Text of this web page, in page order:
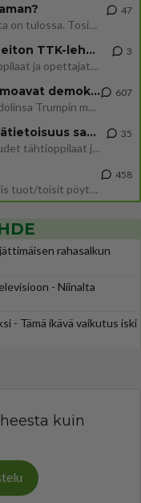
Uusi draamasarja järkyttävästä tapauksesta on tulossa. Tositapahtumiin perustuva sarja ammentaa vuoden 1986 Mikkelin pan
47
Ernest Lawson täräytti erikoisen heiton TTK-lehdistötilaisuudessa: " Onko tässä tarkoituksena...?"
Ernest Lawson esitteli uudet TTK-tähtioppilaat ja opettajat torstaina 6.8. lehdistölle. Tulevalla kaudella on yksi hausk
3
Jos SDP ei voita reilusti, persut kumoavat demokratian Suomesta
Näin tekisi ainakin Rydman seuratessaan idolinsa Trumpin mallia https://www.is.fi/politiikka/art-2000012187244.html
607
Uuden TTK-juontajan ympärillä epätietoisuus sakenee - Nyt MTV hämmentää soppaa
TTK tulee taas tänä syksynä. Ohjelman uudet tähtioppilaat julkistetaan torstaina 6. elokuuta klo 14 alkavassa lehdistö
35
Siinäpä se kysymys on otsikossa. Mitäpä siis tuot/toisit pöytään parisuhteessa? Oletko mies vai nainen? Koetko sen mitä
458
rahasalkun
- Niinalta
- Tämä ikävä vaikutus iski
kuin